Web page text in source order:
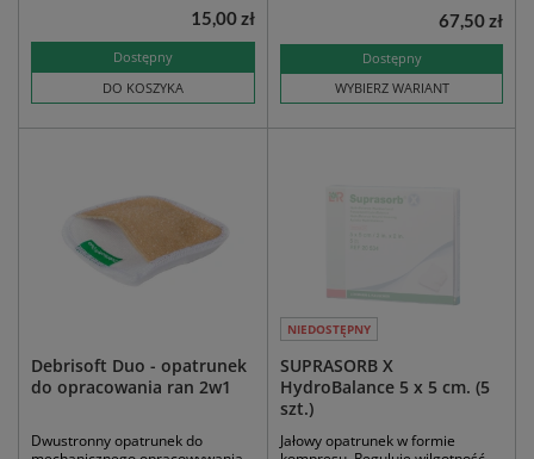
Dostępny
DO KOSZYKA
15,00 zł
Dostępny
WYBIERZ WARIANT
67,50 zł
Debrisoft Duo - opatrunek
do opracowania ran 2w1
Dwustronny opatrunek do
NIEDOSTĘPNY
SUPRASORB X
HydroBalance 5 x 5 cm. (5
szt.)
Jałowy opatrunek w formie